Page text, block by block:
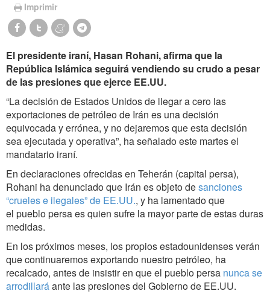
Imprimir
El presidente iraní, Hasan Rohani, afirma que la
República Islámica seguirá vendiendo su crudo a pesar
de las presiones que ejerce EE.UU.
“La decisión de Estados Unidos de llegar a cero las
exportaciones de petróleo de Irán es una decisión
equivocada y errónea, y no dejaremos que esta decisión
sea ejecutada y operativa”, ha señalado este martes el
mandatario iraní.
En declaraciones ofrecidas en Teherán (capital persa),
Rohani ha denunciado que Irán es objeto desanciones
“crueles e ilegales” de EE.UU., y ha lamentado que
el pueblo persa es quien sufre la mayor parte de estas duras
medidas.
En los próximos meses, los propios estadounidenses verán
que continuaremos exportando nuestro petróleo, ha
recalcado, antes de insistir en que el pueblo persa nunca se
arrodillaráante las presiones del Gobierno de EE.UU.